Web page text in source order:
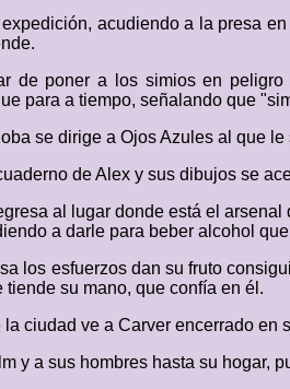
acudiendo a la presa
de poner a los simios en
para a tiempo, señalando que
se dirige a Ojos Azules al que
de Alex y sus dibujos se
al lugar donde está el
a darle para beber alcohol
los esfuerzos dan su fruto
tiende su mano, que confía en él.
la ciudad ve a Carver encerrado
y a sus hombres hasta su hogar,